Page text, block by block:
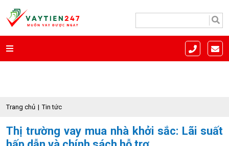
Trang chủ Tin tức
Thị trường vay mua nhà khởi sắc: Lãi suất